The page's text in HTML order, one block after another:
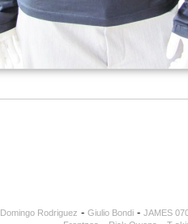
Domingo Rodriguez - Giulio Bondi- JAMES